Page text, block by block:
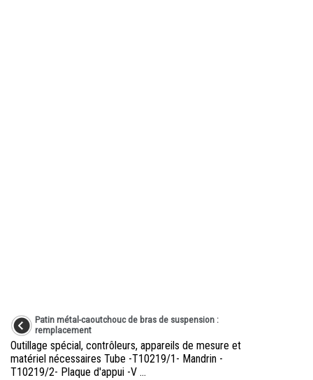
Patin métal-caoutchouc de bras de suspension :
remplacement
Outillage spécial, contrôleurs, appareils de mesure et
matériel nécessaires Tube -T10219/1- Mandrin -
T10219/2- Plaque d'appui -V ...